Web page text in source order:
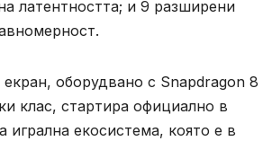
латентността; и 9 разширени
оборудвано с Snapdragon 8
клас, стартира официално в
екосистема, която е в